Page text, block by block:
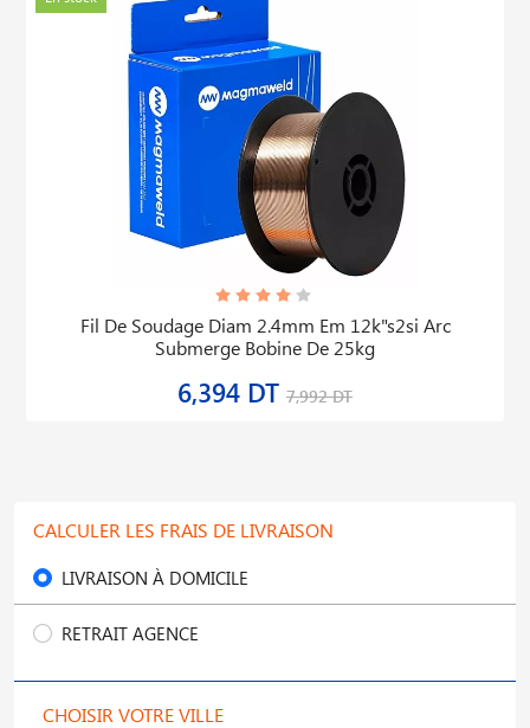
Fil De Soudage Diam 2.4mm Em 12k"s2si Arc
Submerge Bobine De 25kg
6,394 DT 7,992 DT
CALCULER LES FRAIS DE LIVRAISON
LIVRAISON À DOMICILE
RETRAIT AGENCE
CHOISIR VOTRE VILLE